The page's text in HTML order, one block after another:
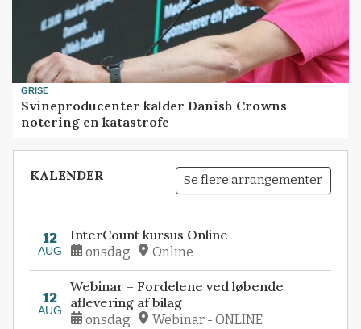
GRISE
Svineproducenter kalder Danish Crowns
notering en katastrofe
KALENDER Se flere arrangementer
12
AUG
InterCount kursus Online
onsdag Online
12
AUG
Webinar – Fordelene ved løbende
aflevering af bilag
onsdag Webinar - ONLINE